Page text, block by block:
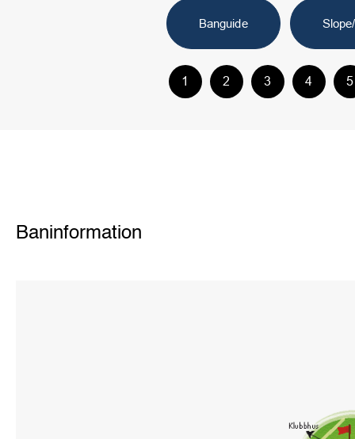
Banguide
1 2 3 4 5
Baninformation